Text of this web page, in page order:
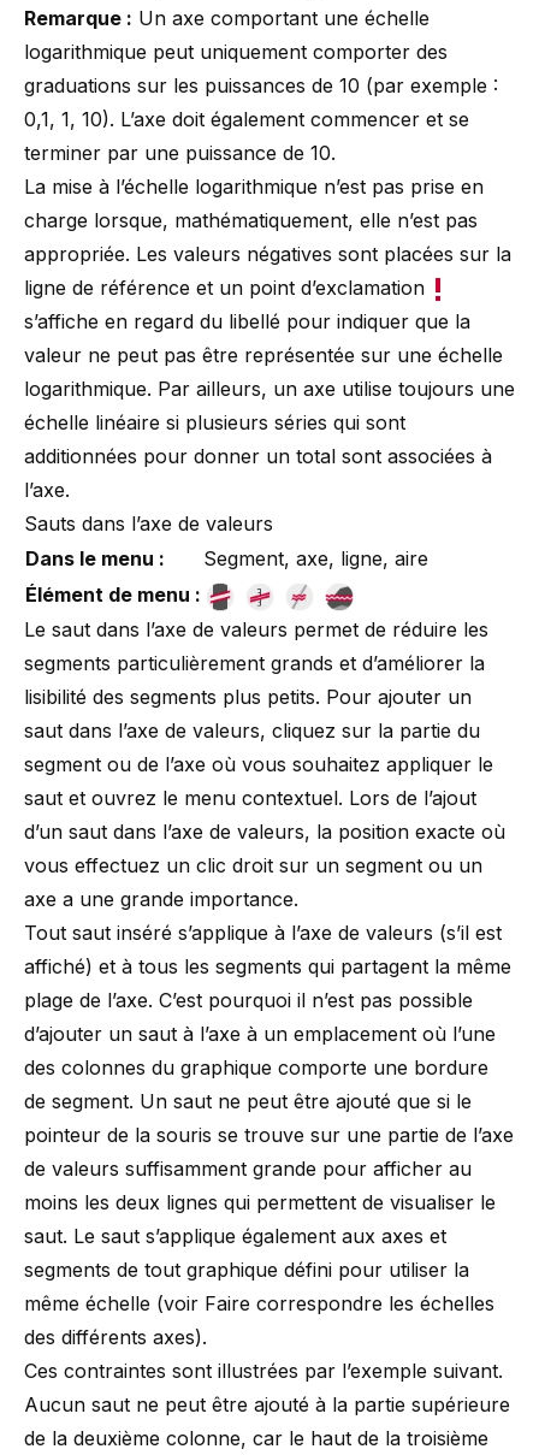
Remarque : Un axe comportant une échelle
logarithmique peut uniquement comporter des
graduations sur les puissances de 10 (par exemple :
0,1, 1, 10). L’axe doit également commencer et se
terminer par une puissance de 10.
La mise à l’échelle logarithmique n’est pas prise en
charge lorsque, mathématiquement, elle n’est pas
appropriée. Les valeurs négatives sont placées sur la
ligne de référence et un point d’exclamation
s’affiche en regard du libellé pour indiquer que la
valeur ne peut pas être représentée sur une échelle
logarithmique. Par ailleurs, un axe utilise toujours une
échelle linéaire si plusieurs séries qui sont
additionnées pour donner un total sont associées à
l’axe.
Sauts dans l’axe de valeurs
Dans le menu :
Segment, axe, ligne, aire
Élément de menu :
Le saut dans l’axe de valeurs permet de réduire les
segments particulièrement grands et d’améliorer la
lisibilité des segments plus petits. Pour ajouter un
saut dans l’axe de valeurs, cliquez sur la partie du
segment ou de l’axe où vous souhaitez appliquer le
saut et ouvrez le menu contextuel. Lors de l’ajout
d’un saut dans l’axe de valeurs, la position exacte où
vous effectuez un clic droit sur un segment ou un
axe a une grande importance.
Tout saut inséré s’applique à l’axe de valeurs (s’il est
affiché) et à tous les segments qui partagent la même
plage de l’axe. C’est pourquoi il n’est pas possible
d’ajouter un saut à l’axe à un emplacement où l’une
des colonnes du graphique comporte une bordure
de segment. Un saut ne peut être ajouté que si le
pointeur de la souris se trouve sur une partie de l’axe
de valeurs suffisamment grande pour afficher au
moins les deux lignes qui permettent de visualiser le
saut. Le saut s’applique également aux axes et
segments de tout graphique défini pour utiliser la
même échelle (voir Faire correspondre les échelles
des différents axes).
Ces contraintes sont illustrées par l’exemple suivant.
Aucun saut ne peut être ajouté à la partie supérieure
de la deuxième colonne, car le haut de la troisième